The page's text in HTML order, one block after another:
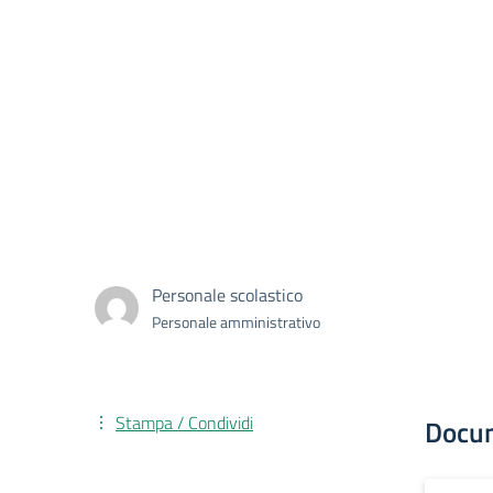
Personale scolastico
Personale amministrativo
Stampa / Condividi